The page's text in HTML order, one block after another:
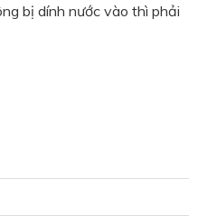
bị dính nước vào thì phải